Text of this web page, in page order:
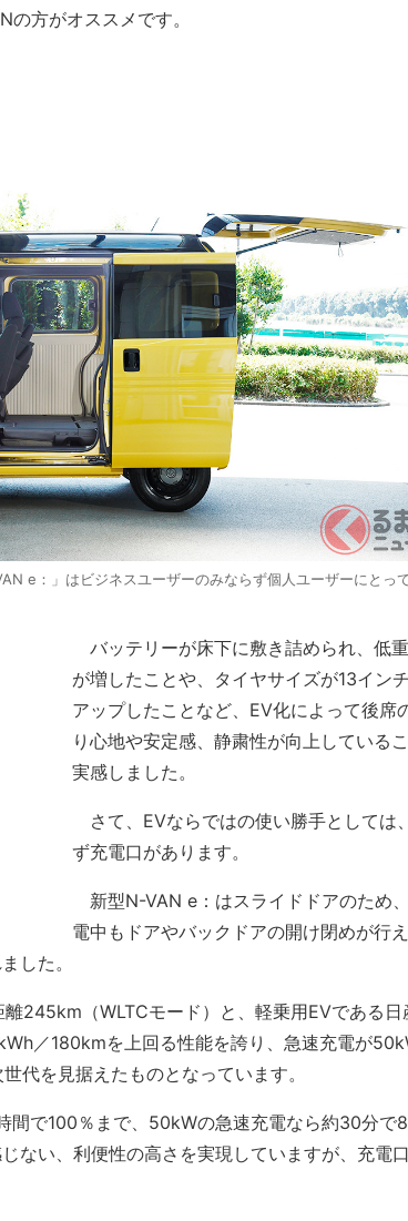
方がオススメです。
e：」はビジネスユーザーのみならず個人ユーザーにとっ
バッテリーが床下に敷き詰められ、低
が増したことや、タイヤサイズが13イン
アップしたことなど、EV化によって後席
り心地や安定感、静粛性が向上している
実感しました。
さて、EVならではの使い勝手としては
ず充電口があります。
新型N-VAN e：はスライドドアのため
電中もドアやバックドアの開け閉めが行
した。
245km（WLTCモード）と、軽乗用EVである日
／180kmを上回る性能を誇り、急速充電が
代を見据えたものとなっています。
で100％まで、50kWの急速充電なら約30分で
ない、利便性の高さを実現していますが、充電